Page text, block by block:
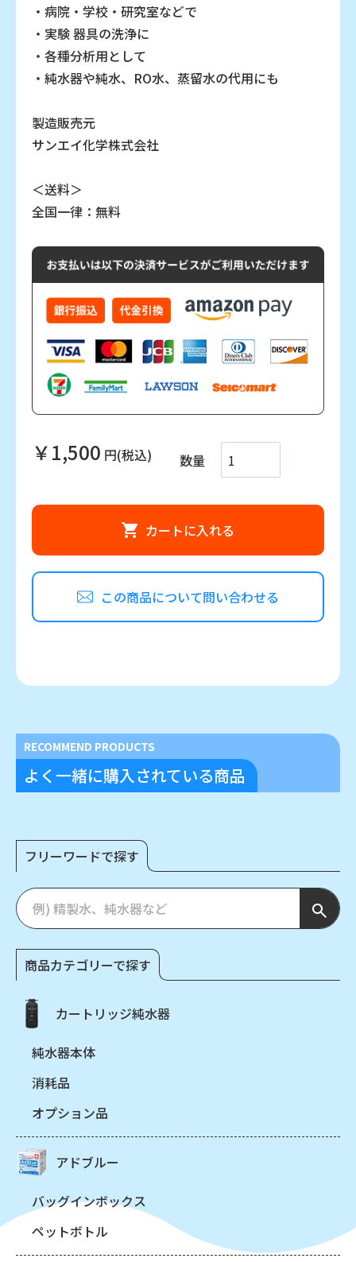
・病院・学校・研究室などで
・実験 器具の洗浄に
・各種分析用として
・純水器や純水、RO水、蒸留水の代用にも
製造販売元
サンエイ化学株式会社
＜送料＞
全国一律：無料
￥1,500 円(税込) 数量
カートに入れる
この商品について問い合わせる
よく一緒に購入されている商品
RECOMMEND PRODUCTS
フリーワードで探す
商品カテゴリーで探す
カートリッジ純水器
純水器本体
消耗品
オプション品
アドブルー
バッグインボックス
ペットボトル